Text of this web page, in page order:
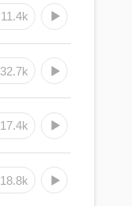
11.4k
32.7k
17.4k
18.8k